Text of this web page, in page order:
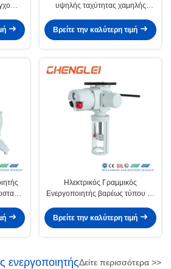
υψηλής ταχύτητας χαμηλής
Bluetooth για έλεγχο βαλβίδας
Βρείτε την καλύτερη τιμή
Ηλεκτρικός Γραμμικός
Ενεργοποιητής βαρέως τύπου με
-20~+60 ºC και έλεγχο 4-20mA
Βρείτε την καλύτερη τιμή
ενεργοποιητήςΔείτε περισσότερα >>